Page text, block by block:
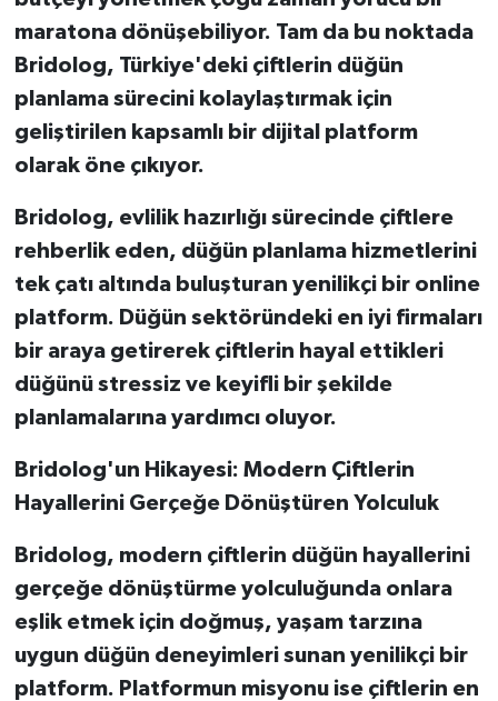
maratona dönüşebiliyor. Tam da bu noktada
Bridolog, Türkiye'deki çiftlerin düğün
planlama sürecini kolaylaştırmak için
geliştirilen kapsamlı bir dijital platform
olarak öne çıkıyor.
Bridolog, evlilik hazırlığı sürecinde çiftlere
rehberlik eden, düğün planlama hizmetlerini
tek çatı altında buluşturan yenilikçi bir online
platform. Düğün sektöründeki en iyi firmaları
bir araya getirerek çiftlerin hayal ettikleri
düğünü stressiz ve keyifli bir şekilde
planlamalarına yardımcı oluyor.
Bridolog'un Hikayesi: Modern Çiftlerin
Hayallerini Gerçeğe Dönüştüren Yolculuk
Bridolog, modern çiftlerin düğün hayallerini
gerçeğe dönüştürme yolculuğunda onlara
eşlik etmek için doğmuş, yaşam tarzına
uygun düğün deneyimleri sunan yenilikçi bir
platform. Platformun misyonu ise çiftlerin en